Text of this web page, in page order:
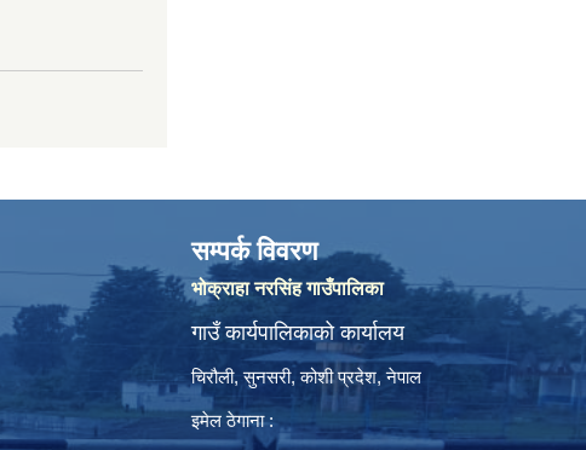
सम्पर्क विवरण
भोक्राहा नरसिंह गाउँपालिका
गाउँ कार्यपालिकाको कार्यालय
चिरौली, सुनसरी, कोशी प्रदेश, नेपाल
इमेल ठेगाना :